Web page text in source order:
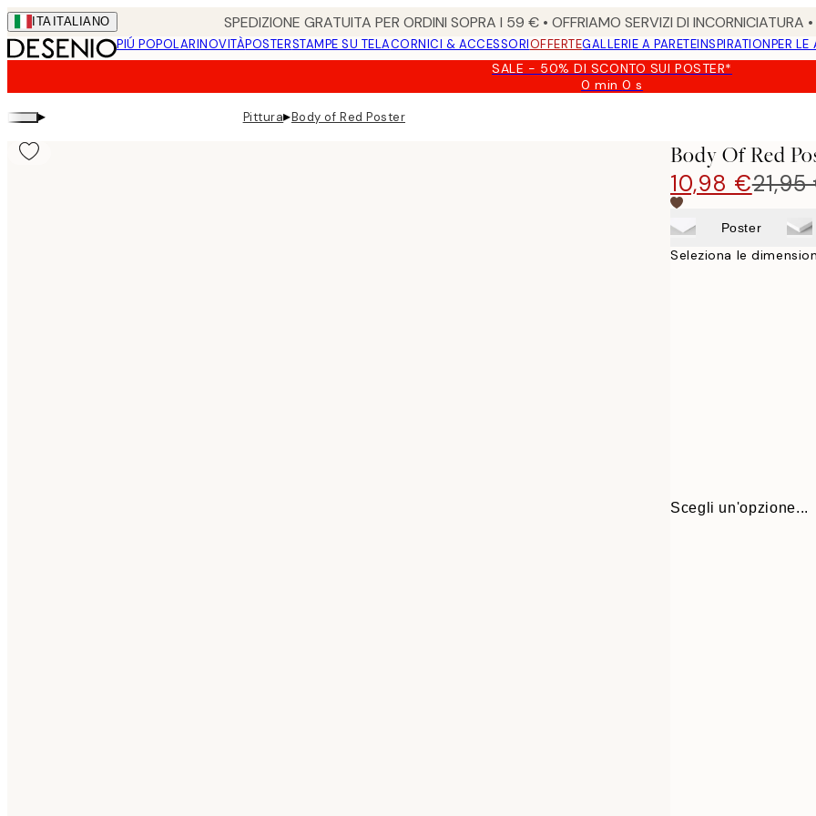
Skip
to
main
ITA ITALIANO SPEDIZIONE GRATUITA PER ORDINI SOPRA I 59 € • OFFRIAMO SERVIZI DI
PIÚ POPOLARINOVITÀPOSTERSTAMPE SU TELACORNICI & ACCESSORIOFFERTEGALLERIE A PARETEINSPIRATIONPER LE
SALE - 50% DI SCONTO SUI POSTER*
0 min0 s
Valido
▸ Pittura▸Body of Red Poster
Body Of Red
10,98 €
Poster
Seleziona le
Scegli un'opzione...